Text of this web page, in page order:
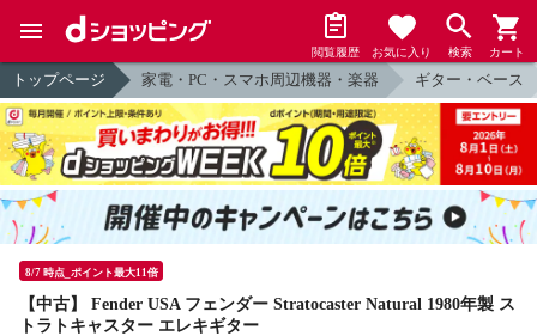
閲覧履歴 お気に入り 検索 カート
トップページ 家電・PC・スマホ周辺機器・楽器 ギター・ベース
8/7 時点_ポイント最大11倍
【中古】 Fender USA フェンダー Stratocaster Natural 1980年製 ス
トラトキャスター エレキギター